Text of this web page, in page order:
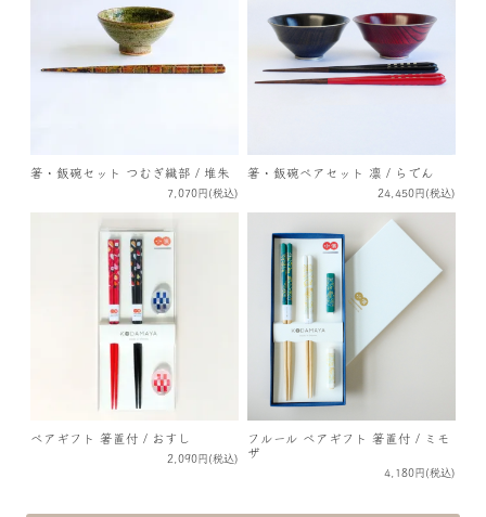
箸・飯碗セット つむぎ織部 / 堆朱
7,070円(税込)
箸・飯碗ペアセット 凛 / らでん
24,450円(税込)
ペアギフト 箸置付 / おすし
2,090円(税込)
フルール ペアギフト 箸置付 / ミモ
ザ
4,180円(税込)